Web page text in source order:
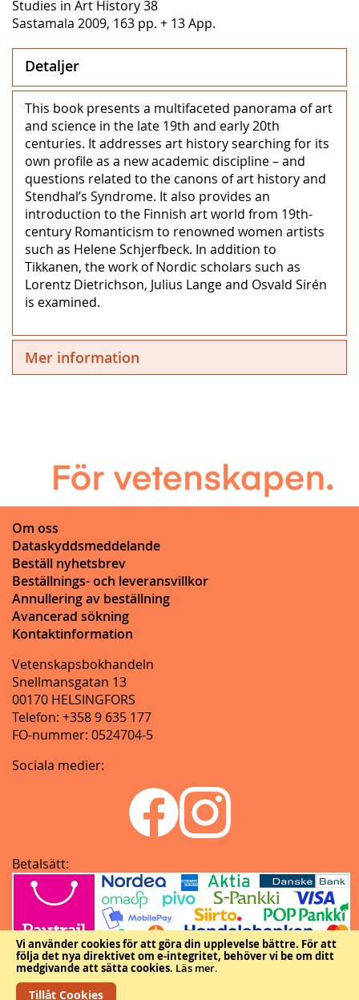
Vi använder cookies för att göra din upplevelse bättre. För att
följa det nya direktivet om e-integritet, behöver vi be om ditt
medgivande att sätta cookies. Läs mer.
Tillåt Cookies
Studies in Art History 38
Sastamala 2009, 163 pp. + 13 App.
Detaljer
This book presents a multifaceted panorama of art
and science in the late 19th and early 20th
centuries. It addresses art history searching for its
own profile as a new academic discipline – and
questions related to the canons of art history and
Stendhal’s Syndrome. It also provides an
introduction to the Finnish art world from 19th-
century Romanticism to renowned women artists
such as Helene Schjerfbeck. In addition to
Tikkanen, the work of Nordic scholars such as
Lorentz Dietrichson, Julius Lange and Osvald Sirén
is examined.
Mer information
Om oss
Dataskyddsmeddelande
Beställ nyhetsbrev
Beställnings- och leveransvillkor
Annullering av beställning
Avancerad sökning
Kontaktinformation
Vetenskapsbokhandeln
Snellmansgatan 13
00170 HELSINGFORS
Telefon: +358 9 635 177
FO-nummer: 0524704-5
Sociala medier:
Betalsätt:
Copyright © Vetenskapliga samfundens delegation.